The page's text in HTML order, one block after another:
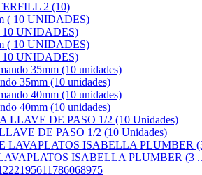
2 (10)
10 UNIDADES)
10 UNIDADES)
35mm (10 unidades)
40mm (10 unidades)
DE PASO 1/2 (10 Unidades)
ISABELLA PLUMBER (3